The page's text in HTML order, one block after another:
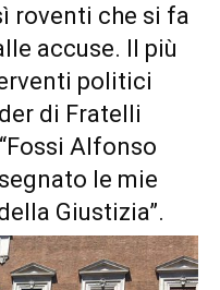
roventi che si fa
accuse. Il più
politici
di Fratelli
Alfonso
le mie
Giustizia”.